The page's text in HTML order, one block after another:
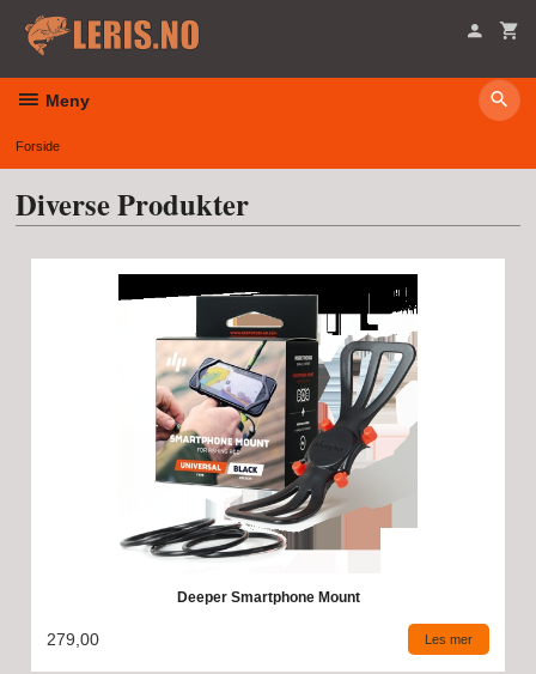
innholdet
Meny
Forside
Diverse Produkter
Deeper Smartphone Mount
279,00 Les mer